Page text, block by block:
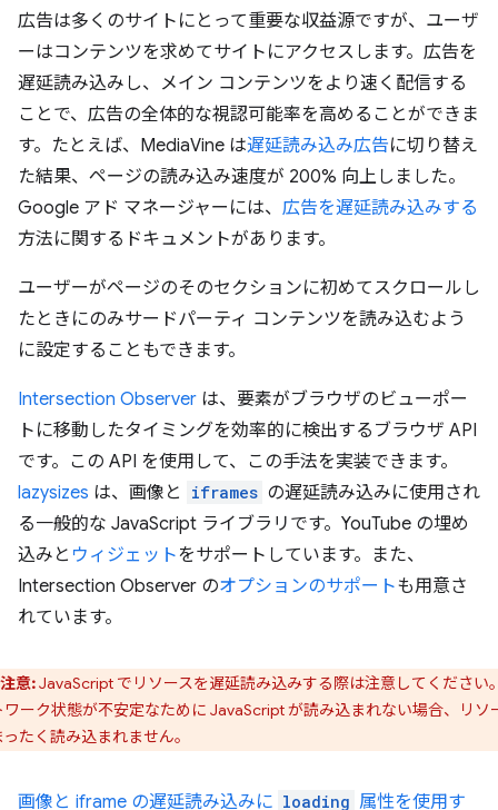
広告は多くのサイトにとって重要な収益源ですが、ユーザ
ーはコンテンツを求めてサイトにアクセスします。広告を
遅延読み込みし、メイン コンテンツをより速く配信する
ことで、広告の全体的な視認可能率を高めることができま
す。たとえば、MediaVine は遅延読み込み広告に切り替え
た結果、ページの読み込み速度が 200% 向上しました。
Google アド マネージャーには、 広告を遅延読み込みする
方法に関するドキュメントがあります。
ユーザーがページのそのセクションに初めてスクロールし
たときにのみサードパーティ コンテンツを読み込むよう
に設定することもできます。
Intersection Observer は、要素がブラウザのビューポー
トに移動したタイミングを効率的に検出するブラウザ API
です。この API を使用して、この手法を実装できます。
lazysizes は、画像と iframes の遅延読み込みに使用され
る一般的な JavaScript ライブラリです。YouTube の埋め
込みと ウィジェットをサポートしています。また、
Intersection Observer のオプションのサポートも用意さ
れています。
注意:JavaScript でリソースを遅延読み込みする際は注意してください
ワーク状態が不安定なために JavaScript が読み込まれない場合、リソ
たく読み込まれません。
画像と iframe の遅延読み込みに loading 属性を使用す